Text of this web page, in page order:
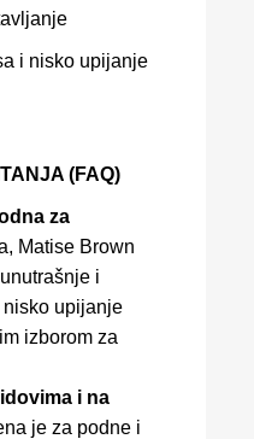
i nisko upijanje
(FAQ)
za
Matise Brown
i
upijanje
izborom za
i na
je za podne i